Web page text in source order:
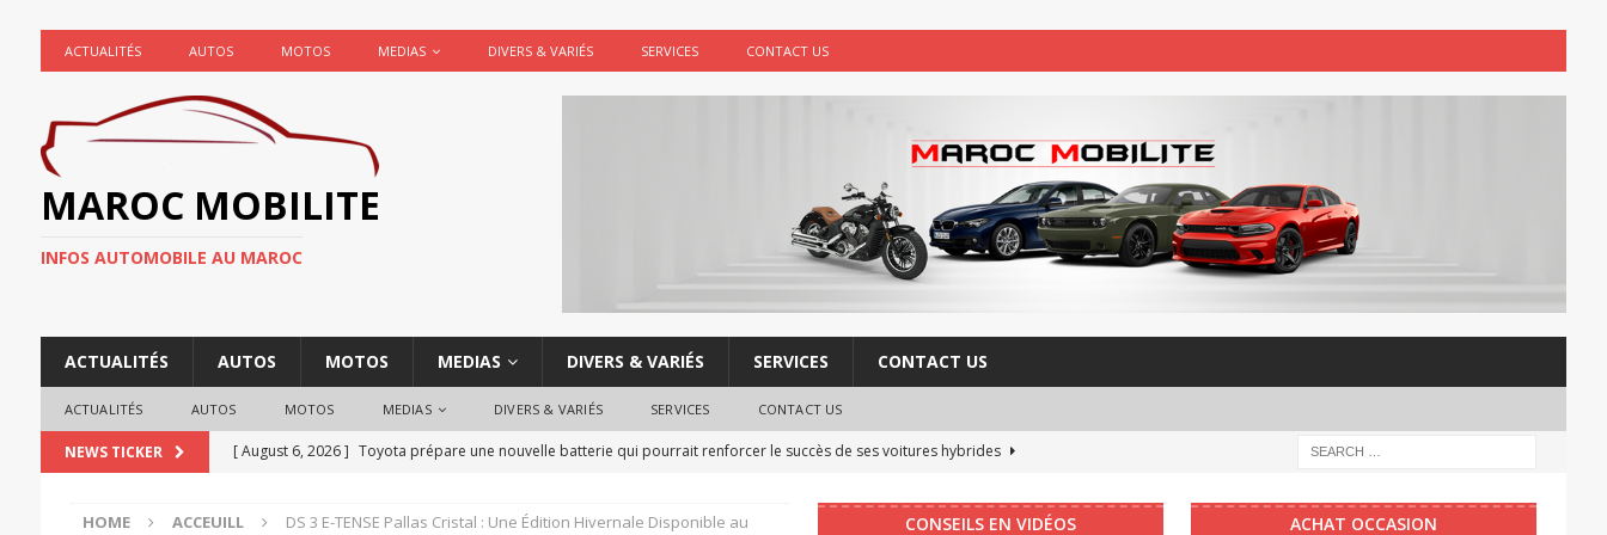
ACTUALITÉS AUTOS MOTOS MEDIAS DIVERS & VARIÉS SERVICES CONTACT US
MAROC MOBILITE
INFOS AUTOMOBILE AU MAROC
ACTUALITÉS AUTOS MOTOS MEDIAS DIVERS & VARIÉS SERVICES CONTACT US
ACTUALITÉS AUTOS MOTOS MEDIAS DIVERS & VARIÉS SERVICES CONTACT US
NEWS TICKER [ August 6, 2026 ] Toyota prépare une nouvelle batterie qui pourrait renforcer le succès de ses voitures hybrides
HOME ACCEUILL
DS 3 E-TENSE Pallas Cristal : Une Édition Hivernale Disponible au
CONSEILS EN VIDÉOS ACHAT OCCASION